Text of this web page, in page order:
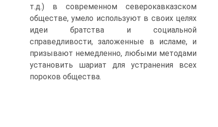
т.д.) в современном северокавказском
обществе, умело используют в своих целях
идеи братства и социальной
справедливости, заложенные в исламе, и
призывают немедленно, любыми методами
установить шариат для устранения всех
пороков общества.